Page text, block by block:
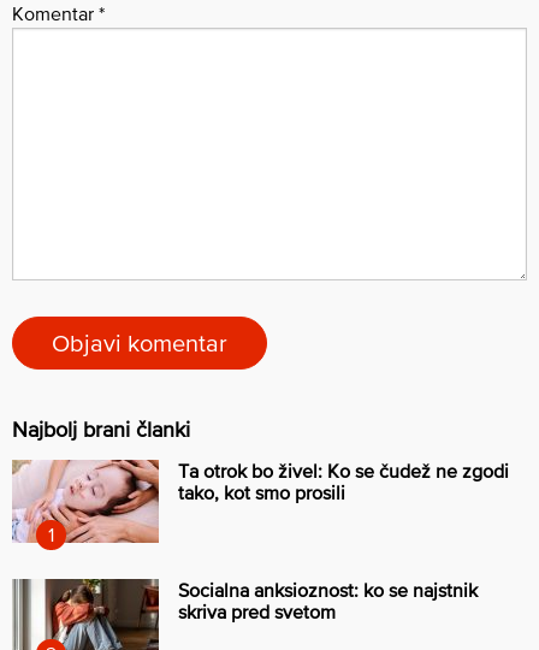
Komentar *
Najbolj brani članki
Ta otrok bo živel: Ko se čudež ne zgodi
tako, kot smo prosili
Socialna anksioznost: ko se najstnik
skriva pred svetom